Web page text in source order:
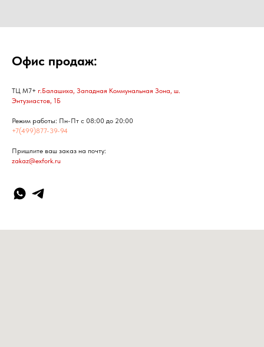
Офис продаж:
ТЦ М7+ г.Балашиха, Западная Коммунальная Зона, ш.
Энтузиастов, 1Б
Режим работы: Пн-Пт с 08:00 до 20:00
+7(499)877-39-94
Пришлите ваш заказ на почту:
zakaz@exfork.ru